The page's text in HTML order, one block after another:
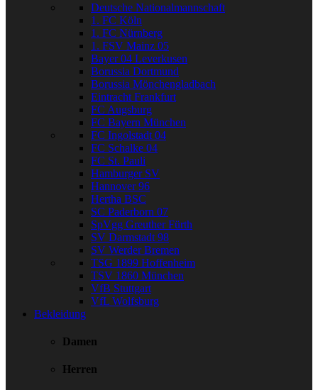
Deutsche Nationalmannschaft
1. FC Köln
1. FC Nürnberg
1. FSV Mainz 05
Bayer 04 Leverkusen
Borussia Dortmund
Borussia Mönchengladbach
Eintracht Frankfurt
FC Augsburg
FC Bayern München
FC Ingolstadt 04
FC Schalke 04
FC St. Pauli
Hamburger SV
Hannover 96
Hertha BSC
SC Paderborn 07
SpVgg Greuther Fürth
SV Darmstadt 98
SV Werder Bremen
TSG 1899 Hoffenheim
TSV 1860 München
VfB Stuttgart
VfL Wolfsburg
Bekleidung
Damen
Herren